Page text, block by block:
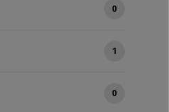
0
1
0